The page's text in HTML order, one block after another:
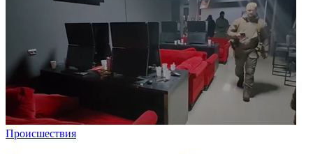
Происшествия